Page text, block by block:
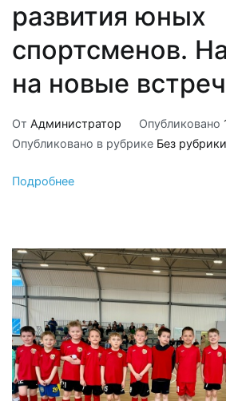
развития юных
спортсменов.
на новые
От Администратор Опубликовано
Опубликовано в рубрике Без рубрики
Подробнее